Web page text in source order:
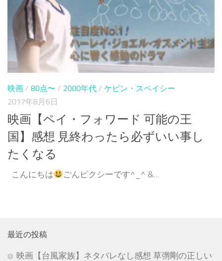
映画 / 80点〜 / 2000年代 / ケビン・スペイシー
2017年8月6日
映画【ペイ・フォワード 可能の王
国】感想 見終わったら必ずいい事し
たくなる
こんにちは ごんピクシーです^_^ &...
最近の投稿
映画【台風家族】ネタバレなし感想 草彅剛の正しい